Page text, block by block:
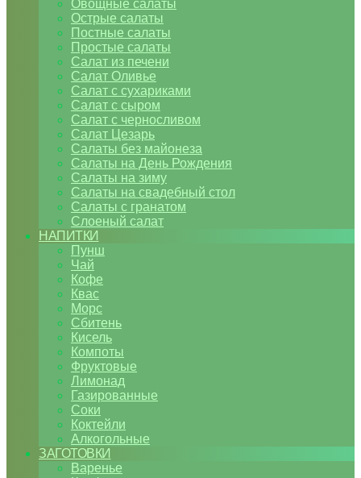
Овощные салаты
Острые салаты
Постные салаты
Простые салаты
Салат из печени
Салат Оливье
Салат с сухариками
Салат с сыром
Салат с черносливом
Салат Цезарь
Салаты без майонеза
Салаты на День Рождения
Салаты на зиму
Салаты на свадебный стол
Салаты с гранатом
Слоеный салат
НАПИТКИ
Пунш
Чай
Кофе
Квас
Морс
Сбитень
Кисель
Компоты
Фруктовые
Лимонад
Газированные
Соки
Коктейли
Алкогольные
ЗАГОТОВКИ
Варенье